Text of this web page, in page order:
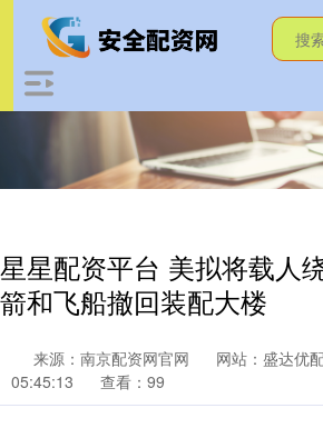
星星配资平台 美拟将载人
箭和飞船撤回装配大楼
来源：南京配资网官网 网站：盛达优
05:45:13
查看：99